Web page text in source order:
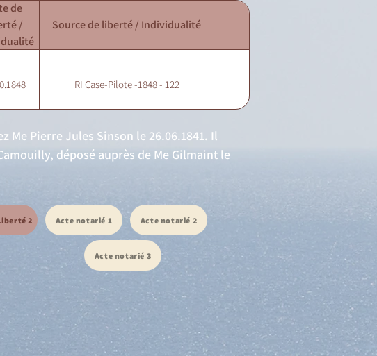
de
/
Source de liberté / Individualité
RI Case-Pilote -1848 - 122
Pierre Jules Sinson le 26.06.1841. Il
déposé auprès de Me Gilmaint le
2 Acte notarié 1 Acte notarié 2
Acte notarié 3